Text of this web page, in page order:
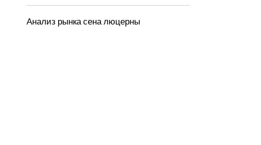
Анализ рынка сена люцерны